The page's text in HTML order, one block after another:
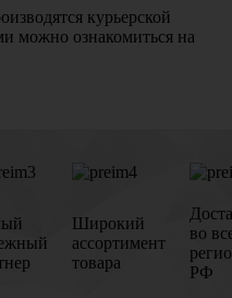
курьерской
можно ознакомиться на
Широкий
ассортимент
товара
во
РФ